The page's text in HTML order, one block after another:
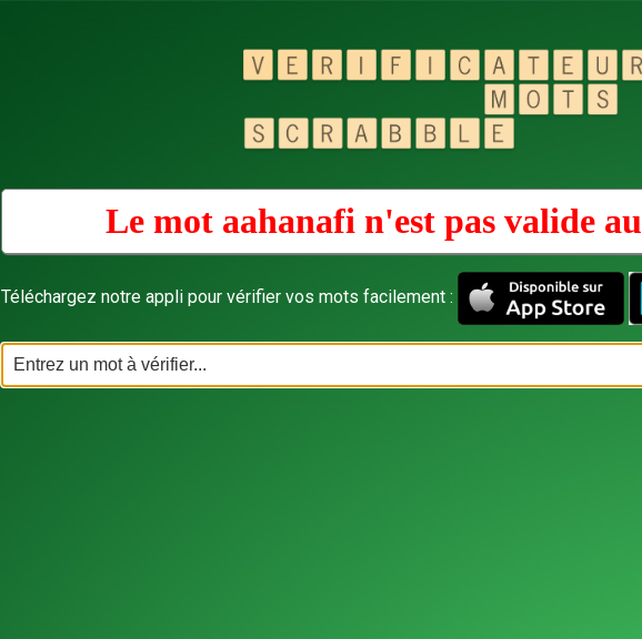
Le mot aahanafi n'est pas valide au
Téléchargez notre appli pour vérifier vos mots facilement :